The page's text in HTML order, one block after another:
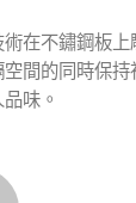
在不鏽鋼板
間的同時保
味。